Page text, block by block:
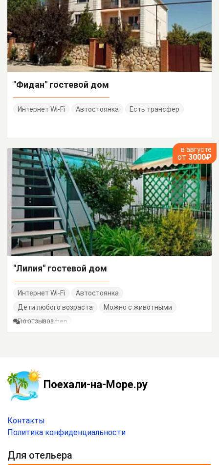
"Фидан" гостевой дом
Интернет Wi-Fi Автостоянка Есть трансфер
в августе
от 3000₽
"Лилия" гостевой дом
Интернет Wi-Fi
Автостоянка
Дети любого возраста
Можно с животными
Есть трансфер
10 ОТЗЫВОВ
Поехали-на-Море.ру
Контакты
Политика конфиденциальности
Для отельера